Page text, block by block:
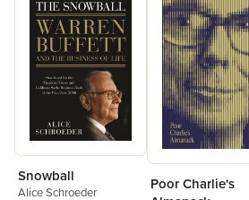
Snowball
Alice Schroeder
Poor Charlie's